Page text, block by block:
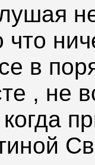
что
в
, не